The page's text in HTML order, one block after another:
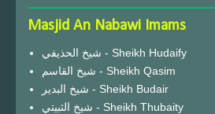
Masjid An Nabawi Imams
شيخ الحذيفي - Sheikh Hudaify
شيخ القاسم - Sheikh Qasim
شيخ البدير - Sheikh Budair
شيخ الثبيتي - Sheikh Thubaity